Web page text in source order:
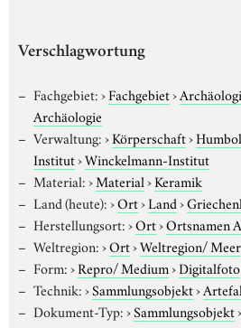
Verschlagwortung
Fachgebiet:›Fachgebiet›
Archäologie
Verwaltung:›Körperschaft›
Institut›Winckelmann-Institut
Material:›Material›Keramik
Land (heute):›Ort›Land›
Herstellungsort:›Ort›Ortsnamen
Weltregion:›Ort›Weltregion/ Meer
Form:›Repro/ Medium›Digitalfoto
Technik:›Sammlungsobjekt›
Dokument-Typ:›Sammlungsobjekt›